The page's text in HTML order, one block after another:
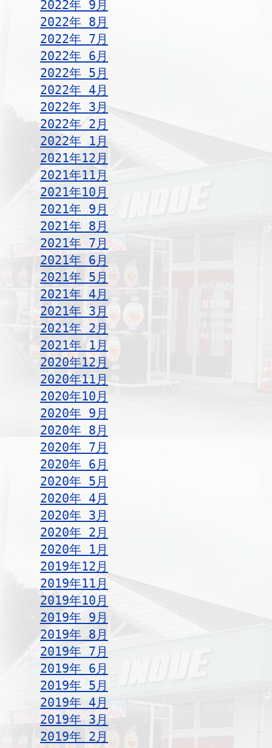
2022年 9月
2022年 8月
2022年 7月
2022年 6月
2022年 5月
2022年 4月
2022年 3月
2022年 2月
2022年 1月
2021年12月
2021年11月
2021年10月
2021年 9月
2021年 8月
2021年 7月
2021年 6月
2021年 5月
2021年 4月
2021年 3月
2021年 2月
2021年 1月
2020年12月
2020年11月
2020年10月
2020年 9月
2020年 8月
2020年 7月
2020年 6月
2020年 5月
2020年 4月
2020年 3月
2020年 2月
2020年 1月
2019年12月
2019年11月
2019年10月
2019年 9月
2019年 8月
2019年 7月
2019年 6月
2019年 5月
2019年 4月
2019年 3月
2019年 2月